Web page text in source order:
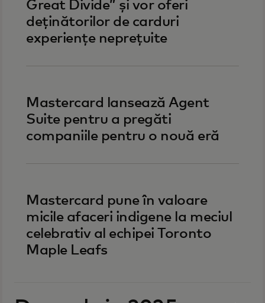
Great Divide” și vor oferi
deținătorilor de carduri
experiențe neprețuite
Mastercard lansează Agent
Suite pentru a pregăti
companiile pentru o nouă eră
Mastercard pune în valoare
micile afaceri indigene la meciul
celebrativ al echipei Toronto
Maple Leafs